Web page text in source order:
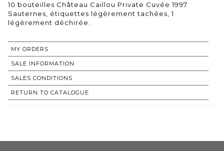
10 bouteilles Château Caillou Private Cuvée 1997
Sauternes, étiquettes légèrement tachées, 1
légèrement déchirée.
MY ORDERS
SALE INFORMATION
SALES CONDITIONS
RETURN TO CATALOGUE